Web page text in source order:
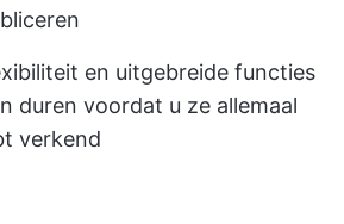
en uitgebreide functies
duren voordat u ze allemaal
verkend